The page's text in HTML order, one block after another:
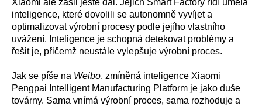
Xiaomi ale zašli ještě dál. Jejich Smart Factory řídí umělá
inteligence, které dovolili se autonomně vyvíjet a
optimalizovat výrobní procesy podle jejího vlastního
uvážení. Inteligence je schopná detekovat problémy a
řešit je, přičemž neustále vylepšuje výrobní proces.
Jak se píše na Weibo, zmíněná inteligence Xiaomi
Pengpai Intelligent Manufacturing Platform je jako duše
továrny. Sama vnímá výrobní proces, sama rozhoduje a